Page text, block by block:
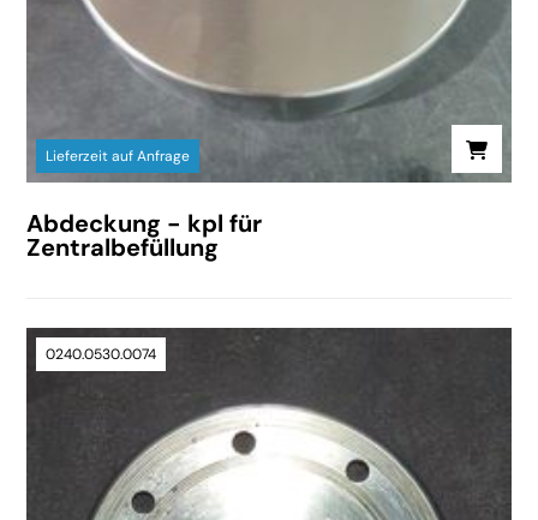
Lieferzeit auf Anfrage
Abdeckung - kpl für
Zentralbefüllung
0240.0530.0074